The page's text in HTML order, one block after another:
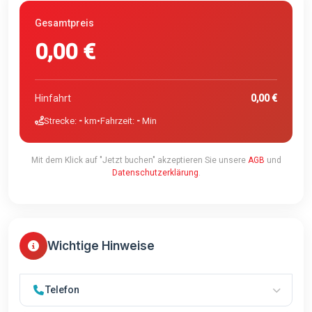
Gesamtpreis
0,00 €
Hinfahrt 0,00 €
Strecke: - km•Fahrzeit: - Min
Mit dem Klick auf "Jetzt buchen" akzeptieren Sie unsere AGB und
Datenschutzerklärung.
Wichtige Hinweise
Telefon